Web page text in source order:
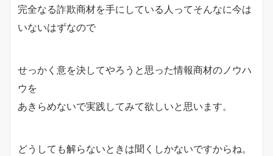
完全なる詐欺商材を手にしている人ってそんなに今は
いないはずなので
せっかく意を決してやろうと思った情報商材のノウハ
ウを
あきらめないで実践してみて欲しいと思います。
どうしても解らないときは聞くしかないですからね。